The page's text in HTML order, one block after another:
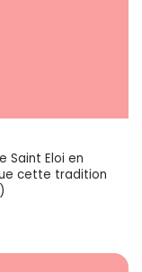
Saint Eloi en
cette tradition